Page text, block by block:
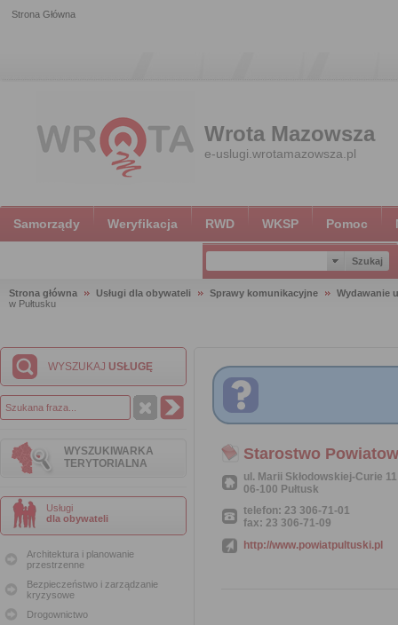
Strona Główna
Wrota Mazowsza
e-uslugi.wrotamazowsza.pl
Samorządy Weryfikacja RWD WKSP Pomoc
Strona główna Usługi dla obywateli Sprawy komunikacyjne
Wydawanie
w Pułtusku
WYSZUKAJ USŁUGĘ
WYSZUKIWARKA
TERYTORIALNA
Usługi
dla obywateli
Architektura i planowanie
przestrzenne
Bezpieczeństwo i zarządzanie
kryzysowe
Drogownictwo
Starostwo
ul. Marii Skłodowskiej-Curie 11
06-100 Pułtusk
telefon: 23 306-71-01
fax: 23 306-71-09
http://www.powiatpultuski.pl